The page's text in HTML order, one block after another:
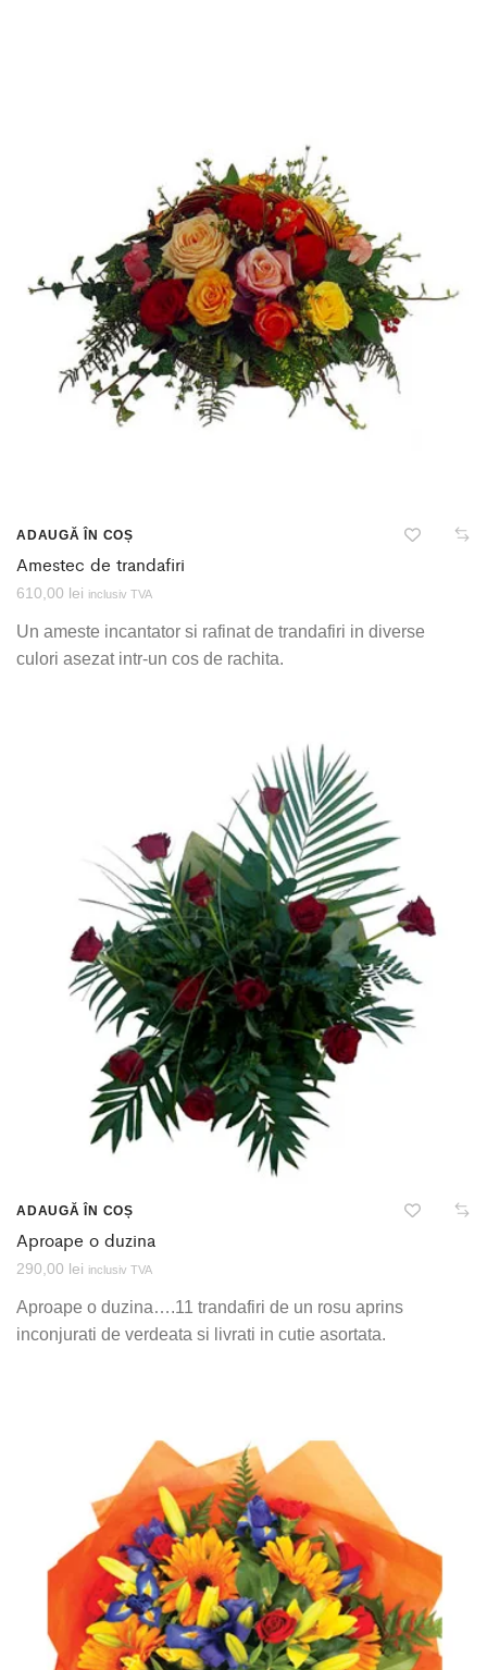
ADAUGĂ ÎN COȘ
Amestec de trandafiri
610,00 lei inclusiv TVA
Un ameste incantator si rafinat de trandafiri in diverse
culori asezat intr-un cos de rachita.
ADAUGĂ ÎN COȘ
Aproape o duzina
290,00 lei inclusiv TVA
Aproape o duzina….11 trandafiri de un rosu aprins
inconjurati de verdeata si livrati in cutie asortata.